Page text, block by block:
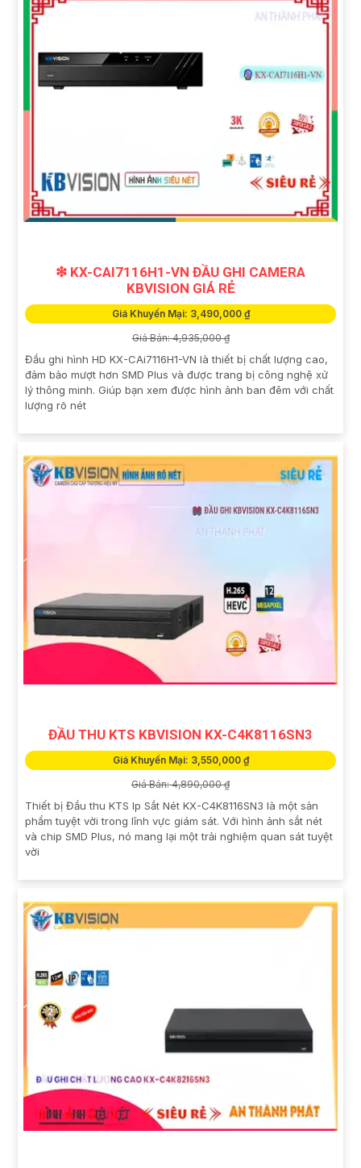
❇ KX-CAI7116H1-VN ĐẦU GHI CAMERA
KBVISION GIÁ RẺ
Giá Khuyến Mại: 3,490,000 ₫
Giá Bán: 4,935,000 ₫
Đầu ghi hình HD KX-CAi7116H1-VN là thiết bị chất lượng cao,
đảm bảo mượt hơn SMD Plus và được trang bị công nghệ xử
lý thông minh. Giúp bạn xem được hình ảnh ban đêm với chất
lượng rõ nét
ĐẦU THU KTS KBVISION KX-C4K8116SN3
Giá Khuyến Mại: 3,550,000 ₫
Giá Bán: 4,890,000 ₫
Thiết bị Đầu thu KTS Ip Sắt Nét KX-C4K8116SN3 là một sản
phẩm tuyệt vời trong lĩnh vực giám sát. Với hình ảnh sắt nét
và chip SMD Plus, nó mang lại một trải nghiệm quan sát tuyệt
vời